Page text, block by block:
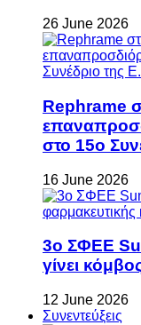
26 June 2026
Rephrame
στο 15ο
16 June 2026
3ο ΣΦΕΕ
γίνει
12 June 2026
Συνεντεύξεις